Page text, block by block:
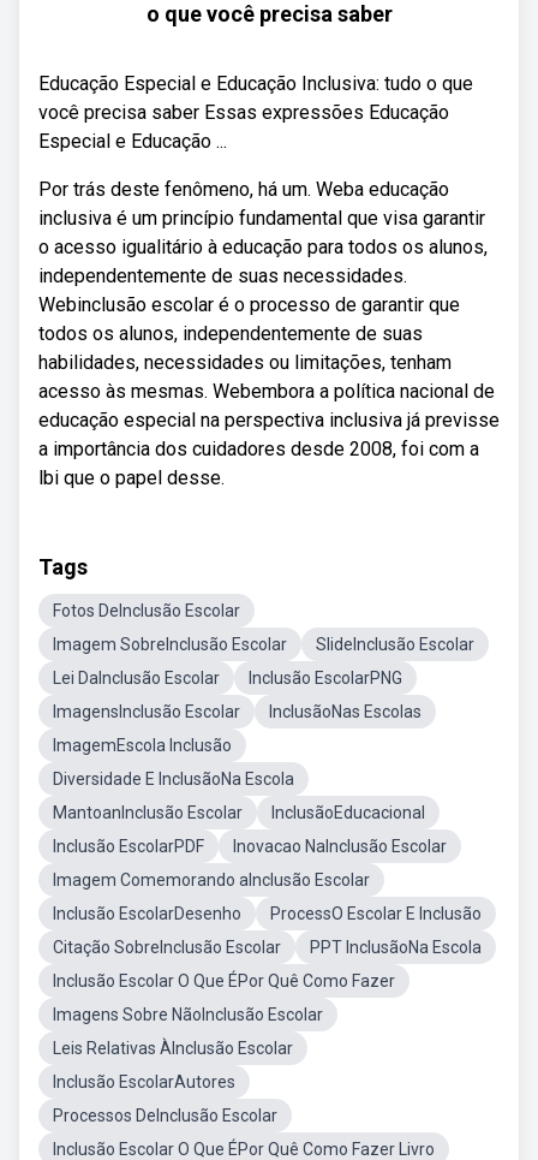
o que você precisa saber
Educação Especial e Educação Inclusiva: tudo o que
você precisa saber Essas expressões Educação
Especial e Educação ...
Por trás deste fenômeno, há um. Weba educação
inclusiva é um princípio fundamental que visa garantir
o acesso igualitário à educação para todos os alunos,
independentemente de suas necessidades.
Webinclusão escolar é o processo de garantir que
todos os alunos, independentemente de suas
habilidades, necessidades ou limitações, tenham
acesso às mesmas. Webembora a política nacional de
educação especial na perspectiva inclusiva já previsse
a importância dos cuidadores desde 2008, foi com a
lbi que o papel desse.
Tags
Fotos DeInclusão Escolar
Imagem SobreInclusão Escolar
SlideInclusão Escolar
Lei DaInclusão Escolar
Inclusão EscolarPNG
ImagensInclusão Escolar
InclusãoNas Escolas
ImagemEscola Inclusão
Diversidade E InclusãoNa Escola
MantoanInclusão Escolar
InclusãoEducacional
Inclusão EscolarPDF
Inovacao NaInclusão Escolar
Imagem Comemorando aInclusão Escolar
Inclusão EscolarDesenho
ProcessO Escolar E Inclusão
Citação SobreInclusão Escolar
PPT InclusãoNa Escola
Inclusão Escolar O Que ÉPor Quê Como Fazer
Imagens Sobre NãoInclusão Escolar
Leis Relativas ÀInclusão Escolar
Inclusão EscolarAutores
Processos DeInclusão Escolar
Inclusão Escolar O Que ÉPor Quê Como Fazer Livro